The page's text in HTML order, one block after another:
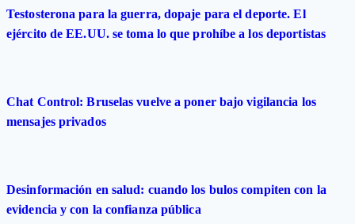
Testosterona para la guerra, dopaje para el deporte. El
ejército de EE.UU. se toma lo que prohíbe a los deportistas
Chat Control: Bruselas vuelve a poner bajo vigilancia los
mensajes privados
Desinformación en salud: cuando los bulos compiten con la
evidencia y con la confianza pública